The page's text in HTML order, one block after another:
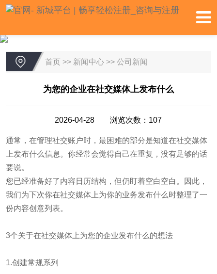
首页>> 新闻中心>> 公司新闻
为您的企业在社交媒体上发布什么
2026-04-28 浏览次数：107
通常，在管理社交账户时，最困难的部分是知道在社交媒体
上发布什么信息。你经常会觉得自己在重复，没有足够的话
要说。
您已经准备好了内容日历结构，但仍盯着空白空白。因此，
我们为下次你在社交媒体上为你的业务发布什么时整理了一
份内容创意列表。
3个关于在社交媒体上为您的企业发布什么的想法
1.创建常规系列